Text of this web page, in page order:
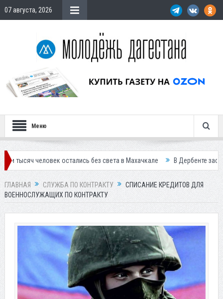
07 августа, 2026
Меню
остались без света в Махачкале В Дербенте застройщик
ГЛАВНАЯ СЛУЖБА ПО КОНТРАКТУ
СПИСАНИЕ КРЕДИТОВ ДЛЯ
ВОЕННОСЛУЖАЩИХ ПО КОНТРАКТУ